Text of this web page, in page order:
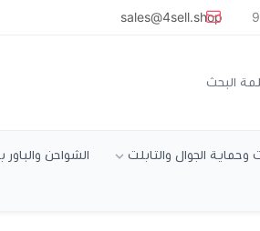
sales@4sell.shop
وحماية الجوال والتابلت الشواحن والباور